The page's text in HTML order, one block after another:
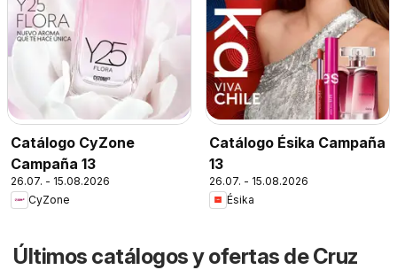
Catálogo CyZone
Campaña 13
26.07. - 15.08.2026
CyZone
Catálogo Ésika Campaña
13
26.07. - 15.08.2026
Ésika
Últimos catálogos y ofertas de Cruz